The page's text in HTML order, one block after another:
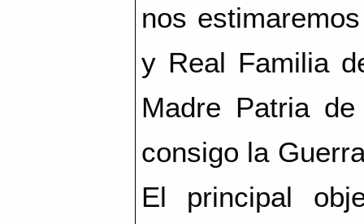
nos
y Real Familia
Madre Patria
consigo la
El principal